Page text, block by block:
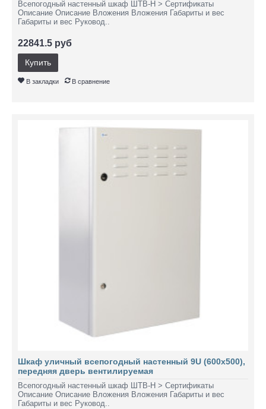
Всепогодный настенный шкаф ШТВ-Н > Сертификаты
Описание Описание Вложения Вложения Габариты и вес
Габариты и вес Руковод..
22841.5 руб
Купить
В закладки В сравнение
Шкаф уличный всепогодный настенный 9U (600х500),
передняя дверь вентилируемая
Всепогодный настенный шкаф ШТВ-Н > Сертификаты
Описание Описание Вложения Вложения Габариты и вес
Габариты и вес Руковод..